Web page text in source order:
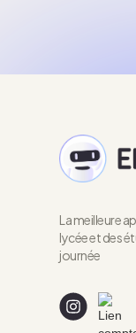
La meilleure
lycée et des
journée